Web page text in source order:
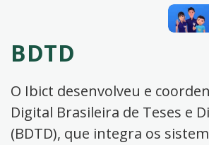
BDTD
O Ibict desenvolveu e
Digital Brasileira de Teses e
(BDTD), que integra os